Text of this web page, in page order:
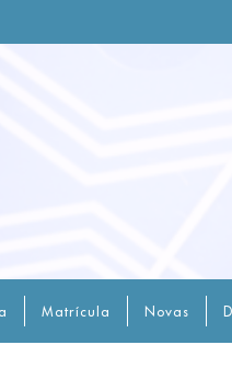
Matrícula Novas